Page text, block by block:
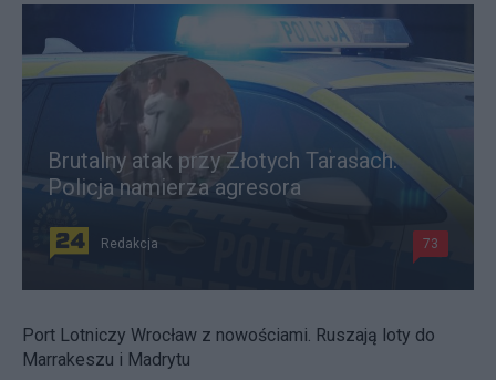
Brutalny atak przy Złotych Tarasach.
Policja namierza agresora
Redakcja 73
Port Lotniczy Wrocław z nowościami. Ruszają loty do
Marrakeszu i Madrytu